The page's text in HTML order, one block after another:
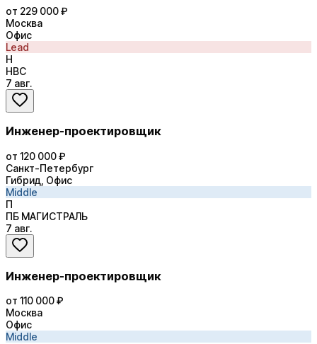
от 229 000 ₽
Москва
Офис
Lead
Н
НВС
7 авг.
Инженер-проектировщик
от 120 000 ₽
Санкт-Петербург
Гибрид, Офис
Middle
П
ПБ МАГИСТРАЛЬ
7 авг.
Инженер-проектировщик
от 110 000 ₽
Москва
Офис
Middle